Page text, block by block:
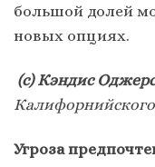
большой долей
новых опциях.
(с) Кэндис
Угроза